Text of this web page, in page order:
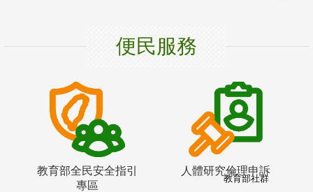
便民服務
教育部全民安全指引
專區
人體研究倫理申訴
教育部社群